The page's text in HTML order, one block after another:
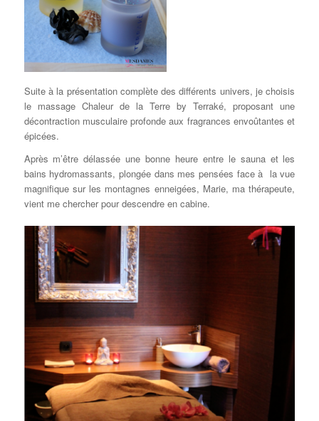
Suite à la présentation complète des différents univers, je choisis
le massage Chaleur de la Terre by Terraké, proposant une
décontraction musculaire profonde aux fragrances envoûtantes et
épicées.
Après m’être délassée une bonne heure entre le sauna et les
bains hydromassants, plongée dans mes pensées face à la vue
magnifique sur les montagnes enneigées, Marie, ma thérapeute,
vient me chercher pour descendre en cabine.